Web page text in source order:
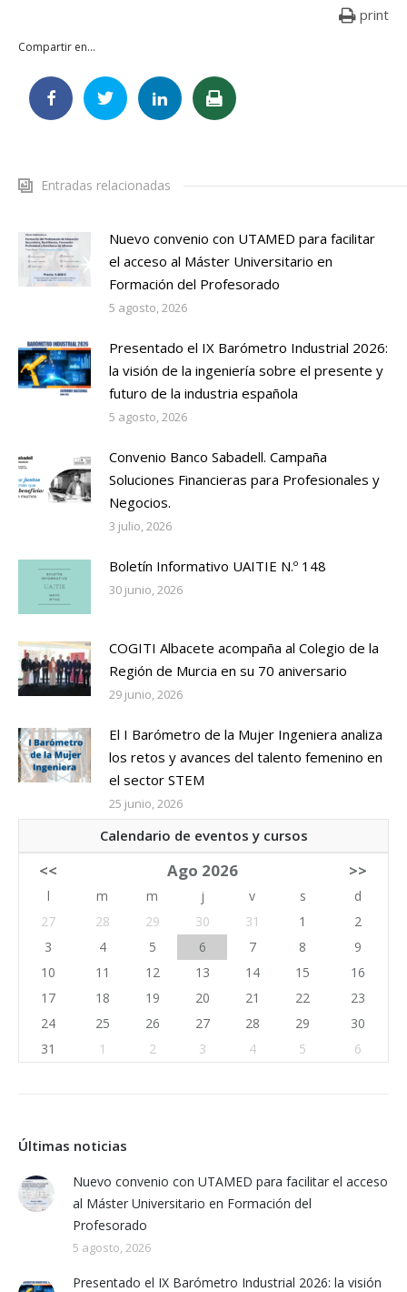
print
Compartir en...
Entradas relacionadas
Nuevo convenio con UTAMED para facilitar
el acceso al Máster Universitario en
Formación del Profesorado
5 agosto, 2026
Presentado el IX Barómetro Industrial 2026:
la visión de la ingeniería sobre el presente y
futuro de la industria española
5 agosto, 2026
Convenio Banco Sabadell. Campaña
Soluciones Financieras para Profesionales y
Negocios.
3 julio, 2026
Boletín Informativo UAITIE N.º 148
30 junio, 2026
COGITI Albacete acompaña al Colegio de la
Región de Murcia en su 70 aniversario
29 junio, 2026
El I Barómetro de la Mujer Ingeniera analiza
los retos y avances del talento femenino en
el sector STEM
25 junio, 2026
Calendario de eventos y cursos
<< Ago 2026 >>
l m m j v s
d
27
28 29 30 31 1
2
3
4 5 6 7 8
9
10
11 12 13 14 15
16
17
18 19 20 21 22
23
24
25 26 27 28 29
30
31
1 2 3 4 5 6
Últimas noticias
Nuevo convenio con UTAMED para facilitar el acceso
al Máster Universitario en Formación del
Profesorado
5 agosto, 2026
Presentado el IX Barómetro Industrial 2026: la visión